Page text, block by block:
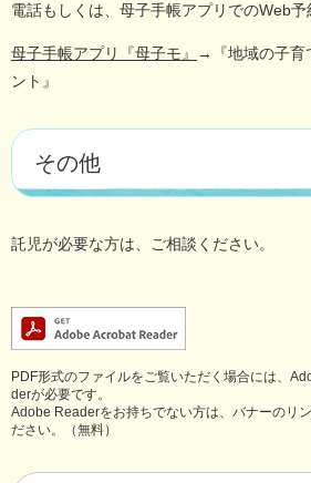
電話もしくは、母子手帳アプリでのWeb予
母子手帳アプリ『母子モ』
→『地域の子育
ント』
その他
託児が必要な方は、ご相談ください。
PDF形式のファイルをご覧いただく場合には、
derが必要です。
Adobe Readerをお持ちでない方は、バナーのリ
ださい。（無料）